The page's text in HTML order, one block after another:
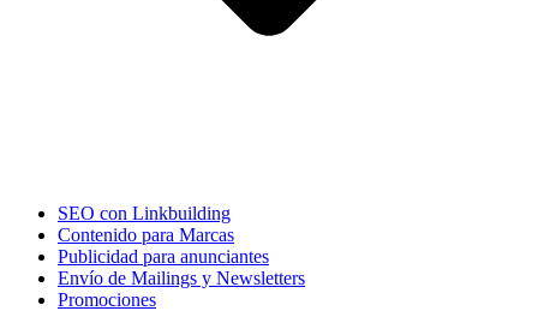
SEO con Linkbuilding
Contenido para Marcas
Publicidad para anunciantes
Envío de Mailings y Newsletters
Promociones